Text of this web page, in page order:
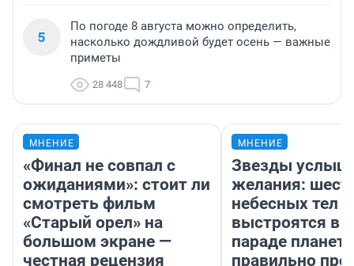
5
По погоде 8 августа можно определить,
насколько дождливой будет осень — важные
приметы
28 448 7
МНЕНИЕ
«Финал не совпал с
ожиданиями»: стоит ли
смотреть фильм
«Старый орел» на
большом экране —
честная рецензия
МНЕНИЕ
Звезды
желания:
небесных тел
выстроятся в
параде планет
правильно